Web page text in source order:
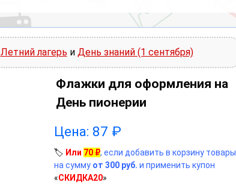
Летний лагерь и День знаний (1 сентября)
Флажки для оформления на
День пионерии
Цена: 87 ₽
🏷️ Или 70 ₽, если добавить в корзину товары
на сумму от 300 руб. и применить купон
«СКИДКА20»